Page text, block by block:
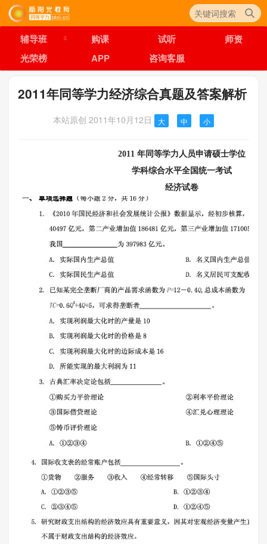
辅导班 购课 试听
师资
光荣榜
APP 咨询客服
2011年同等学力经济综合真题及答案解析
本站原创 2011年10月12日 大 中 小
2011 年同等学力人员申请硕士学位
学科综合水平全国统一考试
经济试卷